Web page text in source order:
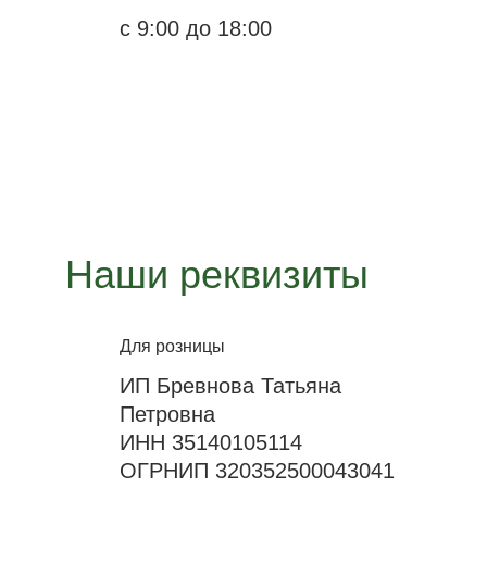
с 9:00 до 18:00
Наши реквизиты
Для розницы
ИП Бревнова Татьяна
Петровна
ИНН 35140105114
ОГРНИП 320352500043041